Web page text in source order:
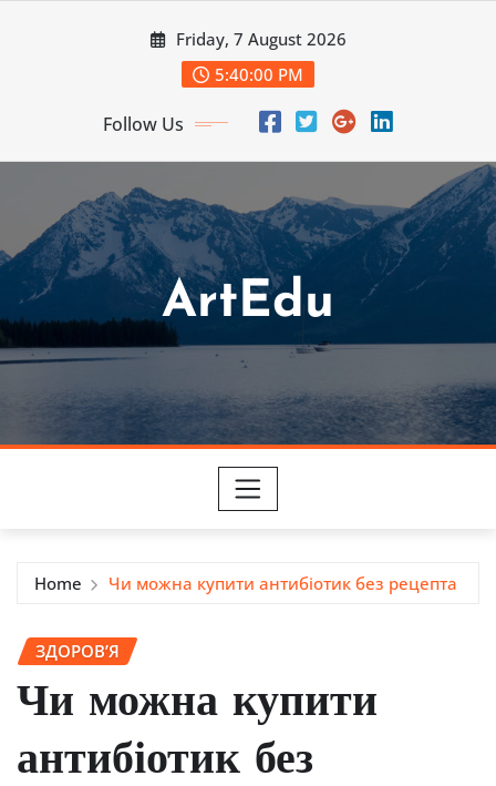
Friday, 7 August 2026
5:40:01 PM
Follow Us
ArtEdu
Home Чи можна купити антибіотик без рецепта
ЗДОРОВ’Я
Чи можна купити
антибіотик без